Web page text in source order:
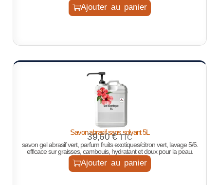
Ajouter au panier
Savon abrasif sans solvant 5L
39,60€ TTC
savon gel abrasif vert, parfum fruits exotiques/citron vert, lavage 5/6.
efficace sur graisses, cambouis, hydratant et doux pour la peau.
Ajouter au panier